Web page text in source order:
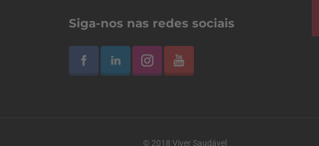
Siga-nos nas redes sociais
© 2018 Viver Saudável